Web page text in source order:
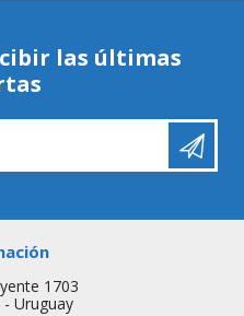
las últimas
1703
Uruguay